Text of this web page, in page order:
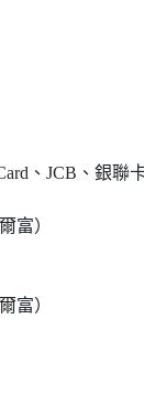
、JCB、銀聯卡
富）
富）